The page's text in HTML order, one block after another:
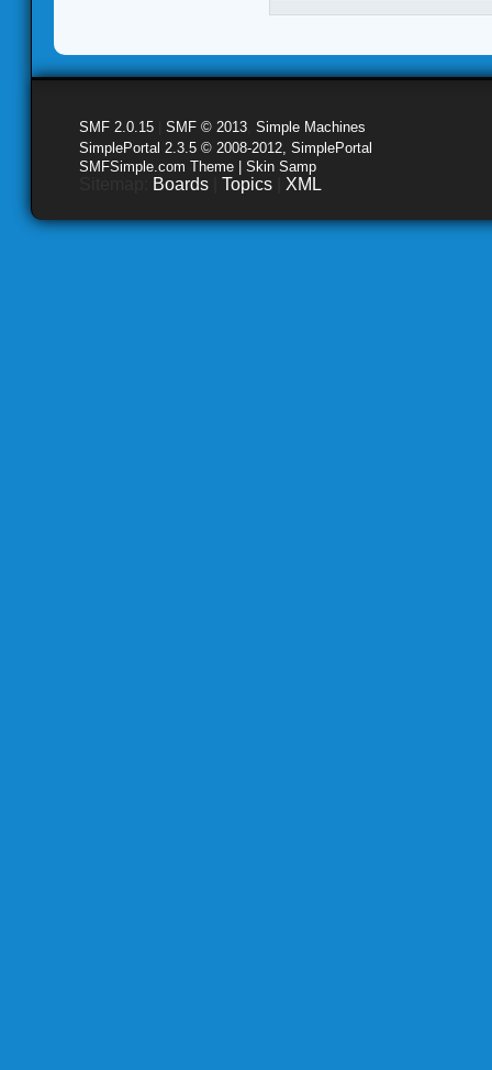
SMF 2.0.15 SMF © 2013 Simple Machines
SimplePortal 2.3.5 © 2008-2012, SimplePortal
SMFSimple.com Theme | Skin Samp
Boards Topics XML